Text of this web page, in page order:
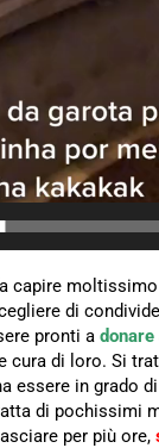
capire
di
pronti a
cura di loro. Si
essere in grado
di pochissimi
per più ore,